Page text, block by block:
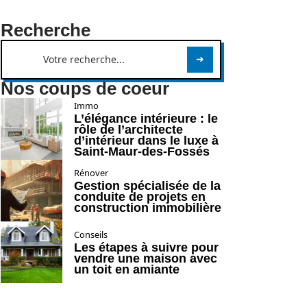
Recherche
Nos coups de coeur
Immo
L’élégance intérieure : le
rôle de l’architecte
d’intérieur dans le luxe à
Saint-Maur-des-Fossés
Rénover
Gestion spécialisée de la
conduite de projets en
construction immobilière
Conseils
Les étapes à suivre pour
vendre une maison avec
un toit en amiante